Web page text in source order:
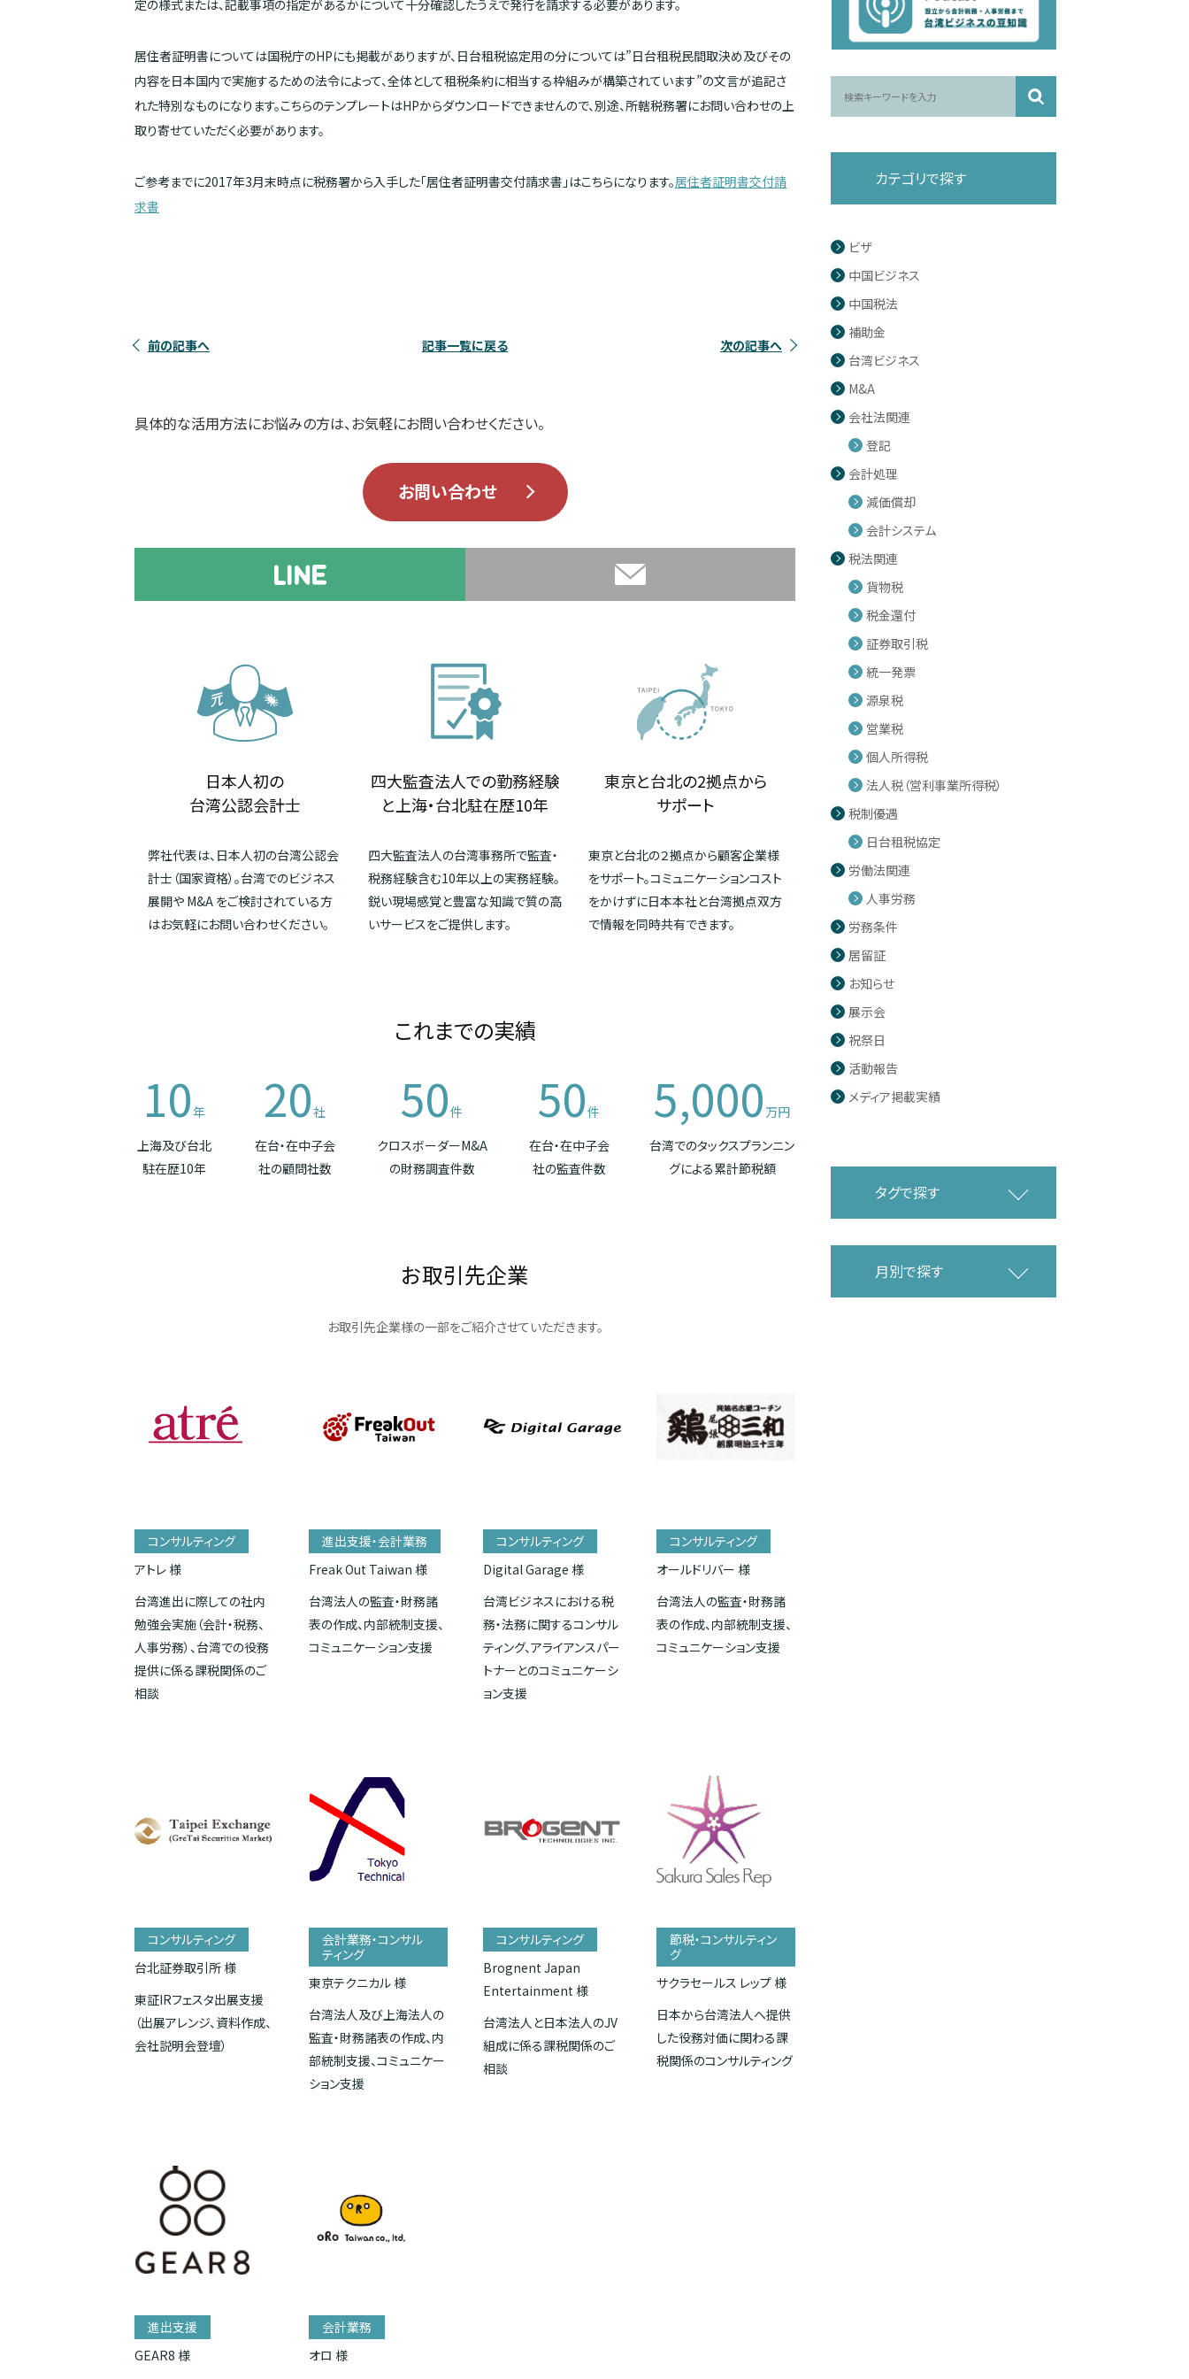
定の様式または、記載事項の指定があるかについて十分確認したうえで発行を請求する必要があります。
居住者証明書については国税庁のHPにも掲載がありますが、日台租税協定用の分については”日台租税民間取決め及びその
内容を日本国内で実施するための法令によって、全体として租税条約に相当する枠組みが構築されています”の文言が追記さ
れた特別なものになります。こちらのテンプレートはHPからダウンロードできませんので、別途、所轄税務署にお問い合わせの上
取り寄せていただく必要があります。
ご参考までに2017年3月末時点に税務署から入手した「居住者証明書交付請求書」はこちらになります。居住者証明書交付請
求書
前の記事へ 記事一覧に戻る 次の記事へ
具体的な活用方法にお悩みの方は、お気軽にお問い合わせください。
お問い合わせ
日本人初の
台湾公認会計士
弊社代表は、日本人初の台湾公認会
計士（国家資格）。台湾でのビジネス
展開や M&A をご検討されている方
はお気軽にお問い合わせください。
四大監査法人での勤務経験
と上海・台北駐在歴10年
四大監査法人の台湾事務所で監査・
税務経験含む10年以上の実務経験。
鋭い現場感覚と豊富な知識で質の高
いサービスをご提供します。
東京と台北の2拠点から
サポート
東京と台北の２拠点から顧客企業様
をサポート。コミュニケーションコスト
をかけずに日本本社と台湾拠点双方
で情報を同時共有できます。
これまでの実績
10年
上海及び台北
駐在歴10年
20社
在台・在中子会
社の顧問社数
50件
クロスボーダーM&A
の財務調査件数
50件
在台・在中子会
社の監査件数
5,000 万円
台湾でのタックスプランニン
グによる累計節税額
お取引先企業
お取引先企業様の一部をご紹介させていただきます。
コンサルティング
アトレ 様
台湾進出に際しての社内
勉強会実施（会計・税務、
人事労務）、台湾での役務
提供に係る課税関係のご
相談
進出支援・会計業務
Freak Out Taiwan 様
台湾法人の監査・財務諸
表の作成、内部統制支援、
コミュニケーション支援
コンサルティング
Digital Garage 様
台湾ビジネスにおける税
務・法務に関するコンサル
ティング、アライアンスパー
トナーとのコミュニケーシ
ョン支援
コンサルティング
オールドリバー 様
台湾法人の監査・財務諸
表の作成、内部統制支援、
コミュニケーション支援
コンサルティング
台北証券取引所 様
東証IRフェスタ出展支援
（出展アレンジ、資料作成、
会社説明会登壇）
会計業務・コンサル
ティング
東京テクニカル 様
台湾法人及び上海法人の
監査・財務諸表の作成、内
部統制支援、コミュニケー
ション支援
コンサルティング
Brognent Japan
Entertainment 様
台湾法人と日本法人のJV
組成に係る課税関係のご
相談
節税・コンサルティン
グ
サクラセールス レップ 様
日本から台湾法人へ提供
した役務対価に関わる課
税関係のコンサルティング
進出支援
GEAR8 様
会計業務
オロ 様
カテゴリで探す
ビザ
中国ビジネス
中国税法
補助金
台湾ビジネス
M&A
会社法関連
登記
会計処理
減価償却
会計システム
税法関連
貨物税
税金還付
証券取引税
統一発票
源泉税
営業税
個人所得税
法人税（営利事業所得税）
税制優遇
日台租税協定
労働法関連
人事労務
労務条件
居留証
お知らせ
展示会
祝祭日
活動報告
メディア掲載実績
タグで探す
月別で探す